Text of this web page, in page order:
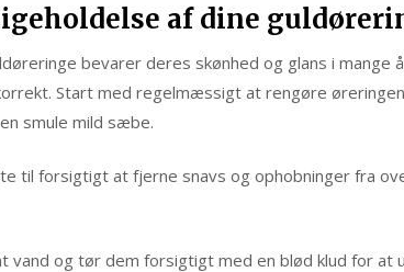
af dine
bevarer deres skønhed og glans i
Start med regelmæssigt at rengøre
smule mild sæbe.
til forsigtigt at fjerne snavs og ophobninger fra
vand og tør dem forsigtigt med en blød klud for at